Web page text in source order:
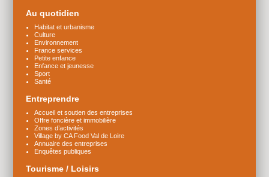
Au quotidien
Habitat et urbanisme
Culture
Environnement
France services
Petite enfance
Enfance et jeunesse
Sport
Santé
Entreprendre
Accueil et soutien des entreprises
Offre foncière et immobilière
Zones d’activités
Village by CA Food Val de Loire
Annuaire des entreprises
Enquêtes publiques
Tourisme / Loisirs